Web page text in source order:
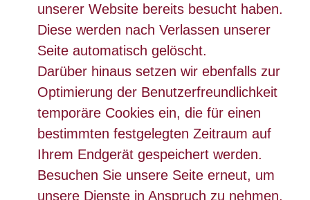
unserer Website bereits besucht haben.
Diese werden nach Verlassen unserer
Seite automatisch gelöscht.
Darüber hinaus setzen wir ebenfalls zur
Optimierung der Benutzerfreundlichkeit
temporäre Cookies ein, die für einen
bestimmten festgelegten Zeitraum auf
Ihrem Endgerät gespeichert werden.
Besuchen Sie unsere Seite erneut, um
unsere Dienste in Anspruch zu nehmen,